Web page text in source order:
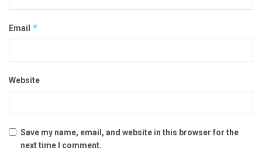
Email *
Website
Save my name, email, and website in this browser for the
next time I comment.